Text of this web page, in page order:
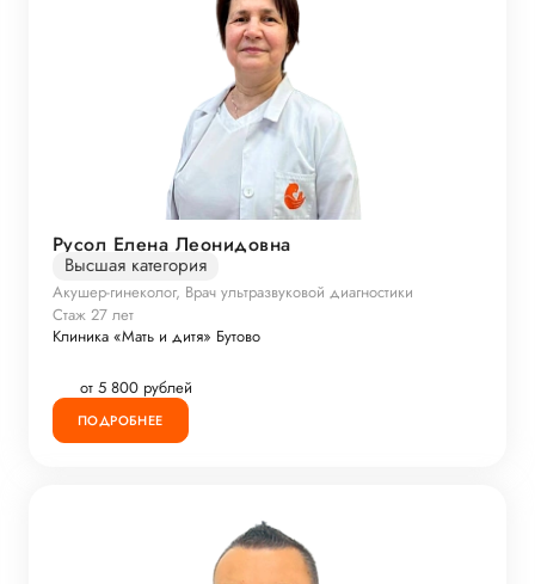
Русол Елена Леонидовна
Высшая категория
Акушер-гинеколог, Врач ультразвуковой диагностики
Стаж 27 лет
Клиника «Мать и дитя» Бутово
от 5 800 рублей
ПОДРОБНЕЕ